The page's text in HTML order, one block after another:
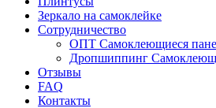
Зеркало на самоклейке
Сотрудничество
ОПТ Самоклеющиеся
Дропшиппинг
Отзывы
FAQ
Контакты